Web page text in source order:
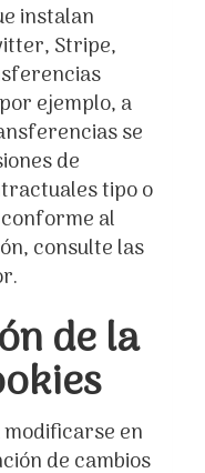
instalan
Stripe,
ejemplo, a
se
de
tipo o
al
consulte las
de la
en
de cambios